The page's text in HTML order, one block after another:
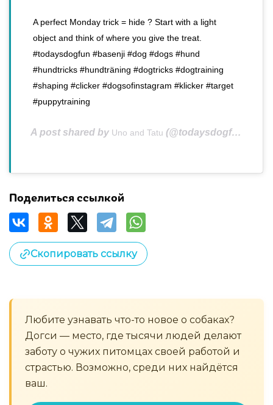
A perfect Monday trick = hide ? Start with a light
object and think of where you give the treat.
#todaysdogfun #basenji #dog #dogs #hund
#hundtricks #hundträning #dogtricks #dogtraining
#shaping #clicker #dogsofinstagram #klicker #target
#puppytraining
A post shared by Uno and Tatu (@todaysdogfun) on
Поделиться ссылкой
Скопировать ссылку
Любите узнавать что-то новое о собаках?
Догси — место, где тысячи людей делают
заботу о чужих питомцах своей работой и
страстью. Возможно, среди них найдётся
ваш.